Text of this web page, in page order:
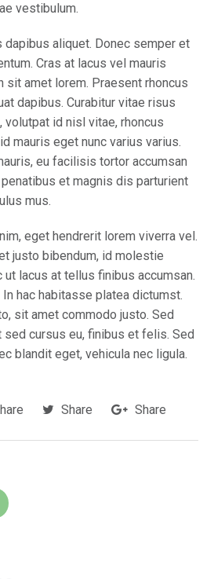
vestibulum.
aliquet. Donec semper et
Cras at lacus vel mauris
sit amet lorem. Praesent rhoncus
dapibus. Curabitur vitae risus
volutpat id nisl vitae, rhoncus
mauris eget nunc varius varius.
eu facilisis tortor accumsan
et magnis dis parturient
mus.
eget hendrerit lorem viverra vel.
justo bibendum, id molestie
lacus at tellus finibus accumsan.
hac habitasse platea dictumst.
sit amet commodo justo. Sed
sed cursus eu, finibus et felis. Sed
blandit eget, vehicula nec ligula.
Share Share